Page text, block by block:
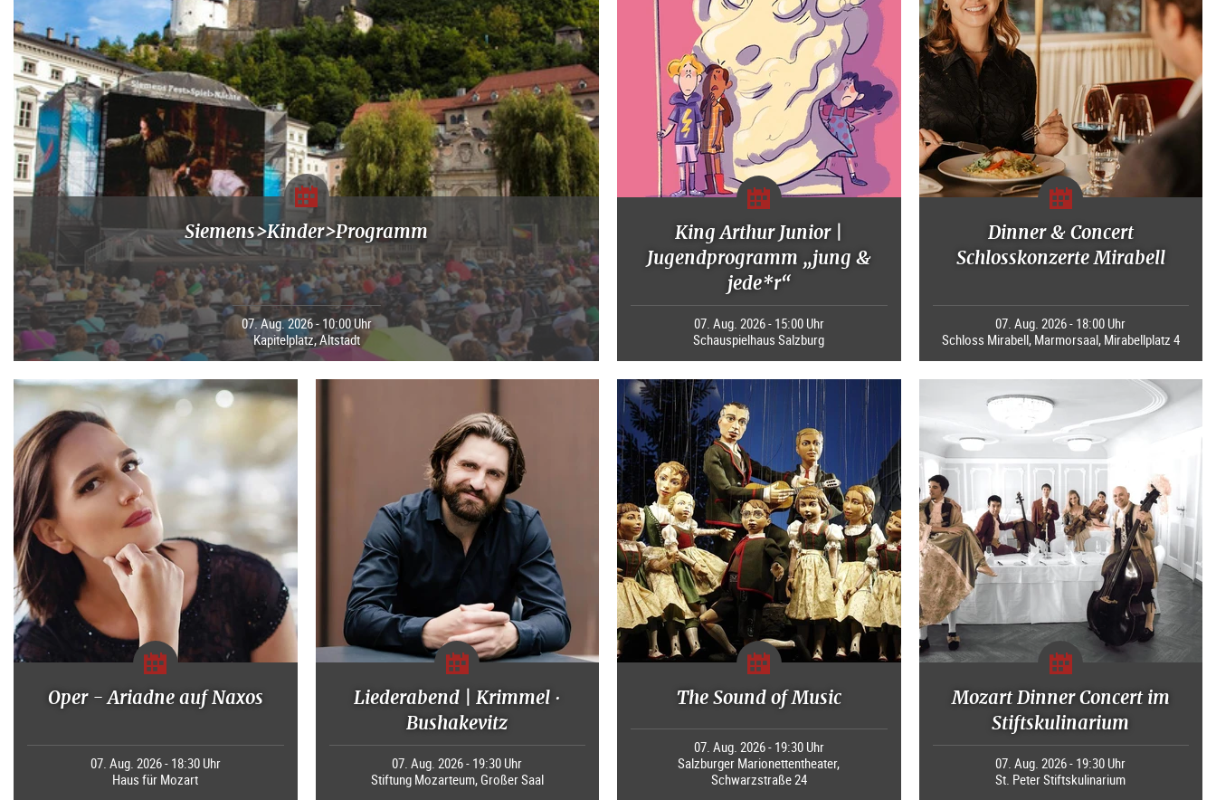
Siemens>Kinder>Programm
07. Aug. 2026 - 10:00 Uhr
Kapitelplatz, Altstadt
King Arthur Junior |
Jugendprogramm „jung &
jede*r“
07. Aug. 2026 - 15:00 Uhr
Schauspielhaus Salzburg
Dinner & Concert
Schlosskonzerte Mirabell
07. Aug. 2026 - 18:00 Uhr
Schloss Mirabell, Marmorsaal, Mirabellplatz 4
Oper - Ariadne auf Naxos
07. Aug. 2026 - 18:30 Uhr
Haus für Mozart
Liederabend | Krimmel ·
Bushakevitz
07. Aug. 2026 - 19:30 Uhr
Stiftung Mozarteum, Großer Saal
The Sound of Music
07. Aug. 2026 - 19:30 Uhr
Salzburger Marionettentheater,
Schwarzstraße 24
Mozart Dinner Concert im
Stiftskulinarium
07. Aug. 2026 - 19:30 Uhr
St. Peter Stiftskulinarium